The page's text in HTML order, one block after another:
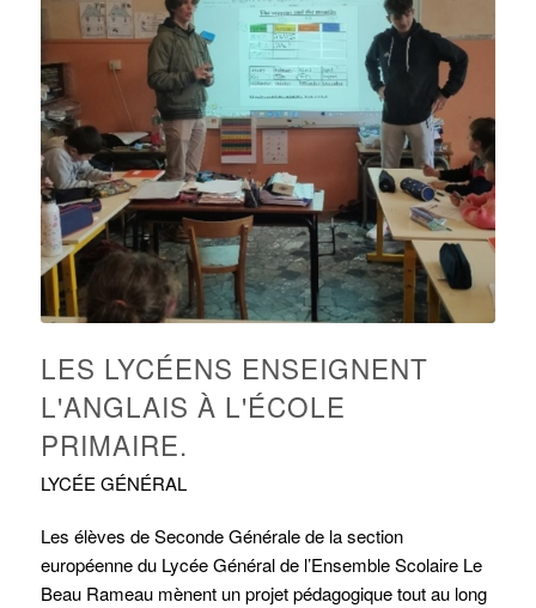
LES LYCÉENS ENSEIGNENT
L'ANGLAIS À L'ÉCOLE
PRIMAIRE.
LYCÉE GÉNÉRAL
Les élèves de Seconde Générale de la section
européenne du Lycée Général de l’Ensemble Scolaire Le
Beau Rameau mènent un projet pédagogique tout au long